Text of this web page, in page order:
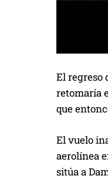
El regreso
retomaría
que
El vuelo
aerolínea
sitúa a